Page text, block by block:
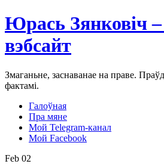
Юрась Зянковіч
вэбсайт
Змаганьне, заснаванае на праве.
фактамі.
Галоўная
Пра мяне
Мой Telegram-канал
Мой Facebook
Feb 02